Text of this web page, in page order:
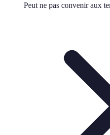
Peut ne pas convenir aux